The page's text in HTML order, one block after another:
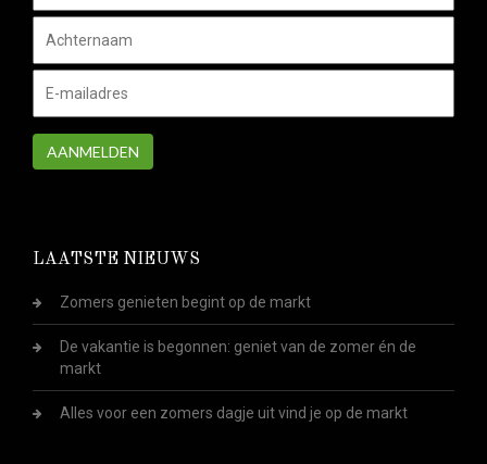
AANMELDEN
LAATSTE NIEUWS
Zomers genieten begint op de markt
De vakantie is begonnen: geniet van de zomer én de
markt
Alles voor een zomers dagje uit vind je op de markt